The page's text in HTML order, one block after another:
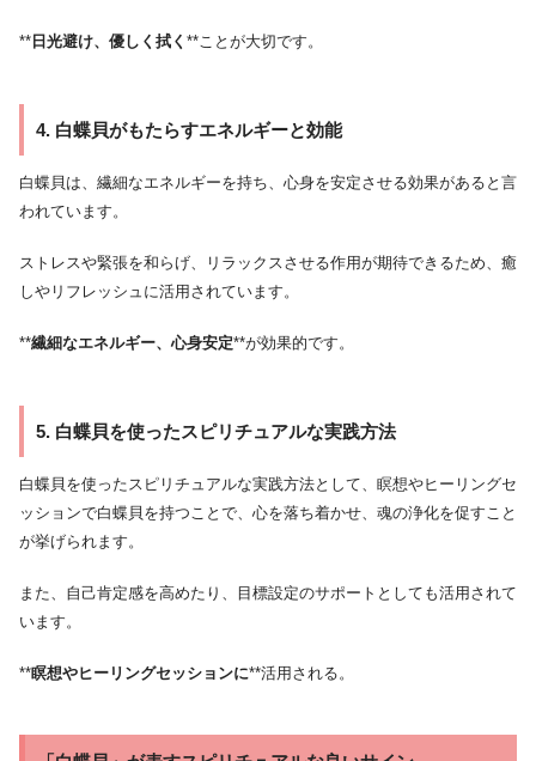
** 日光避け、優しく拭く **ことが大切です。
4. 白蝶貝がもたらすエネルギーと効能
白蝶貝は、繊細なエネルギーを持ち、心身を安定させる効果があると言
われています。
ストレスや緊張を和らげ、リラックスさせる作用が期待できるため、癒
しやリフレッシュに活用されています。
**繊細なエネルギー、心身安定**が効果的です。
5. 白蝶貝を使ったスピリチュアルな実践方法
白蝶貝を使ったスピリチュアルな実践方法として、瞑想やヒーリングセ
ッションで白蝶貝を持つことで、心を落ち着かせ、魂の浄化を促すこと
が挙げられます。
また、自己肯定感を高めたり、目標設定のサポートとしても活用されて
います。
**瞑想やヒーリングセッションに**活用される。